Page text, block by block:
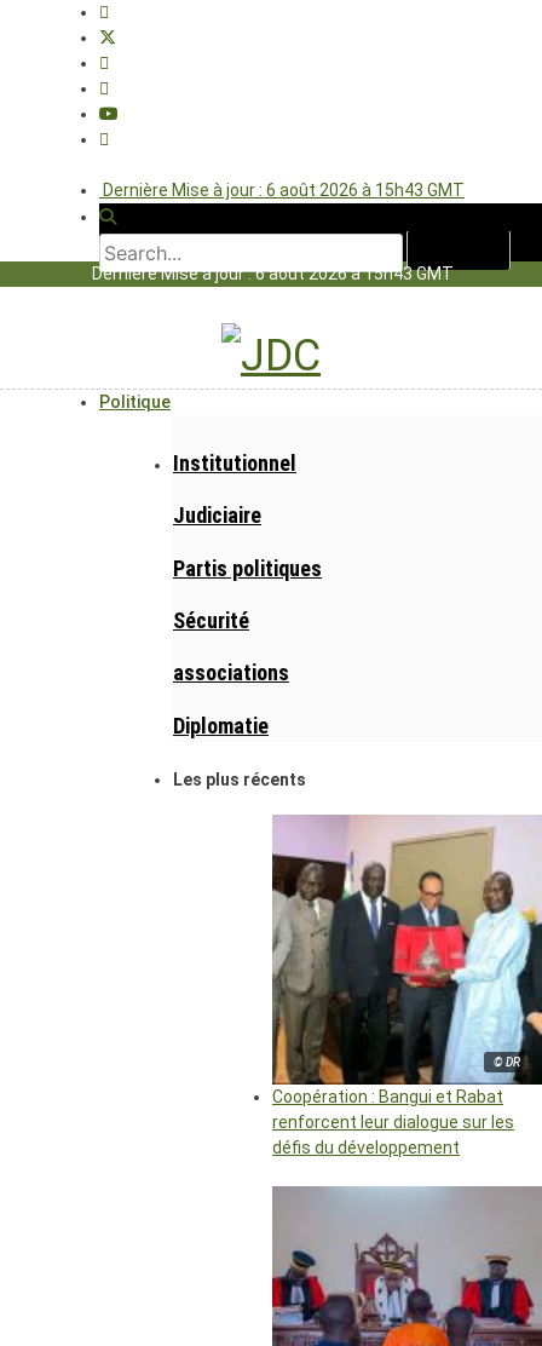
Dernière Mise à jour : 6 août 2026 à 15h43 GMT
Dernière Mise à jour : 6 août 2026 à 15h43 GMT
Politique
Institutionnel
Judiciaire
Partis politiques
Sécurité
associations
Diplomatie
Les plus récents
© DR
Coopération : Bangui et Rabat
renforcent leur dialogue sur les
défis du développement